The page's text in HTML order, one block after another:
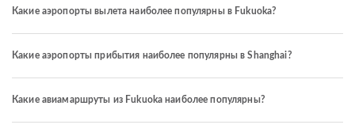
Какие аэропорты вылета наиболее популярны в Fukuoka?
Какие аэропорты прибытия наиболее популярны в Shanghai?
Какие авиамаршруты из Fukuoka наиболее популярны?